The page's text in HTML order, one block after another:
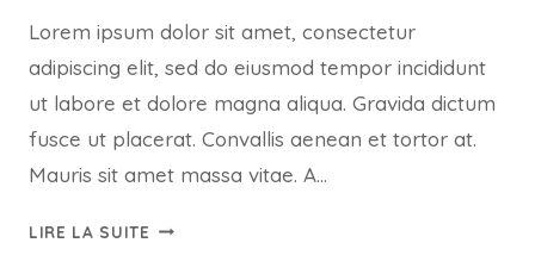
Lorem ipsum dolor sit amet, consectetur
adipiscing elit, sed do eiusmod tempor incididunt
ut labore et dolore magna aliqua. Gravida dictum
fusce ut placerat. Convallis aenean et tortor at.
Mauris sit amet massa vitae. A…
LIRE LA SUITE NEMO